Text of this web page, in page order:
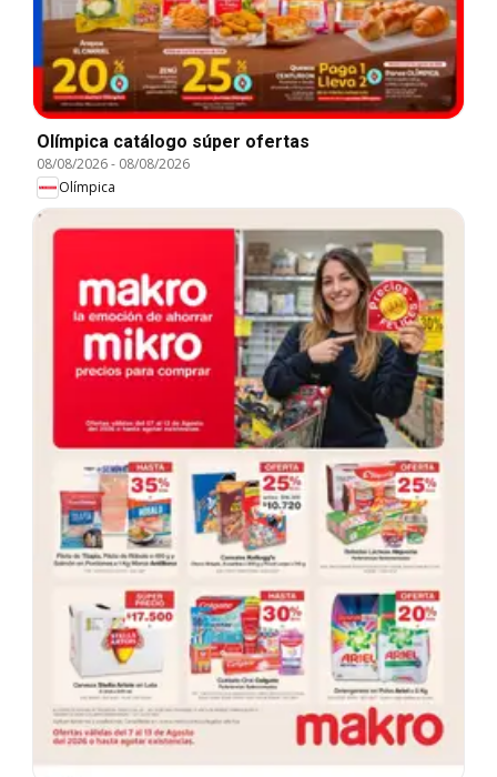
Olímpica catálogo súper ofertas
08/08/2026- 08/08/2026
Olímpica